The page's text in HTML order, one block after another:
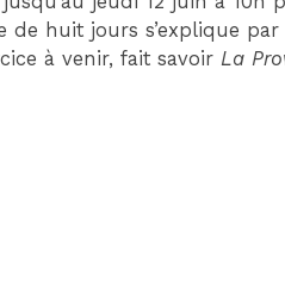
de huit jours s’explique
à venir, fait savoir La